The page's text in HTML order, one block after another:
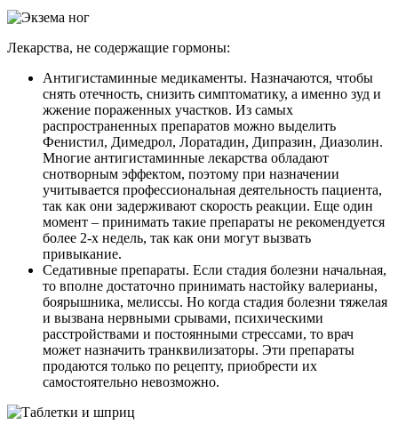
Лекарства, не содержащие гормоны:
Антигистаминные медикаменты. Назначаются, чтобы
снять отечность, снизить симптоматику, а именно зуд и
жжение пораженных участков. Из самых
распространенных препаратов можно выделить
Фенистил, Димедрол, Лоратадин, Дипразин, Диазолин.
Многие антигистаминные лекарства обладают
снотворным эффектом, поэтому при назначении
учитывается профессиональная деятельность пациента,
так как они задерживают скорость реакции. Еще один
момент – принимать такие препараты не рекомендуется
более 2-х недель, так как они могут вызвать
привыкание.
Седативные препараты. Если стадия болезни начальная,
то вполне достаточно принимать настойку валерианы,
боярышника, мелиссы. Но когда стадия болезни тяжелая
и вызвана нервными срывами, психическими
расстройствами и постоянными стрессами, то врач
может назначить транквилизаторы. Эти препараты
продаются только по рецепту, приобрести их
самостоятельно невозможно.